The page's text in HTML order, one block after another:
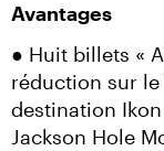
Avantages
● Huit billets «
réduction sur
destination Ikon
Jackson Hole